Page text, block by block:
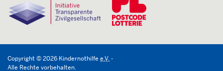
Copyright ©2026 Kindernothilfe e.V.-
Alle Rechte vorbehalten.